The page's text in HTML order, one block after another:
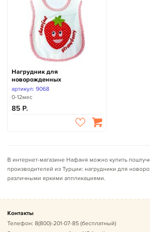
Нагрудник для
новорожденных
артикул: 9068
0-12мес
85
В интернет-магазине Нафаня можно купить
производителей из Турции: нагрудники для
различными яркими аппликациями.
Контакты
Телефон: 8(800)-201-07-85 (бесплатный)